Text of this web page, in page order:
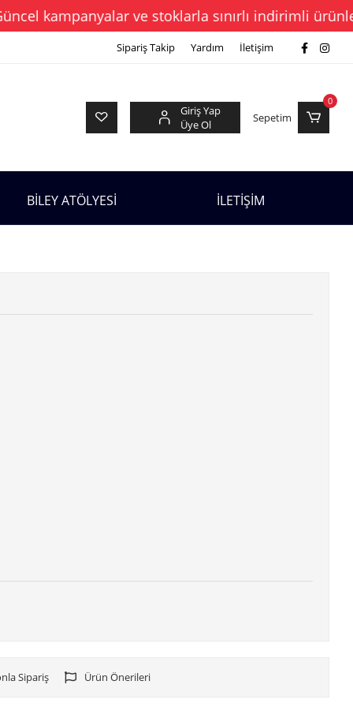
kampanyalar ve stoklarla sınırlı indirimli ürünleri
Sipariş Takip Yardım İletişim
Giriş Yap
Üye Ol
Sepetim
0
BİLEY ATÖLYESİ İLETİŞİM
Sipariş Ürün Önerileri